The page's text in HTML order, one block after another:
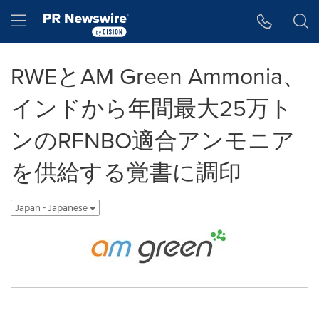
Hamburger menu
RWEとAM Green Ammonia、
インドから年間最大25万ト
ンのRFNBO適合アンモニア
を供給する覚書に調印
Japan - Japanese